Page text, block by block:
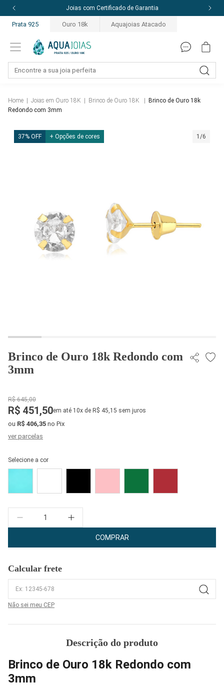
Joias com Certificado de Garantia
Prata 925 Ouro 18k Aquajoias Atacado
Home Joias em Ouro 18K Brinco de Ouro 18K
Brinco de Ouro 18k
Redondo com 3mm
37% OFF + Opções de cores 1/6
Brinco de Ouro 18k Redondo com
3mm
R$ 645,00
R$ 451,50em até 10x de R$ 45,15 sem juros
ou R$ 406,35 no Pix
ver parcelas
Selecione a cor
Quantidade
COMPRAR
Calcular frete
Não sei meu CEP
Descrição do produto
Brinco de Ouro 18k Redondo com
3mm